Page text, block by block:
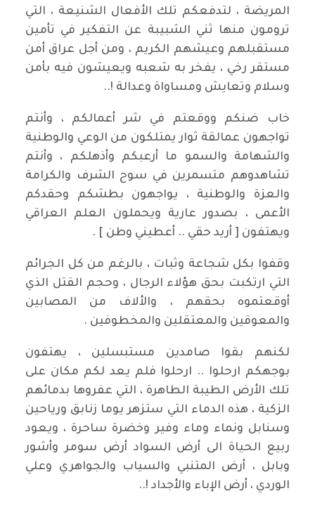
المريضة ، لتدفعكم تلك الأفعال الشنيعة ، التي
ترومون منها ثني الشبيبة عن التفكير في تأمين
مستقبلهم وعيشهم الكريم ، ومن أجل عراق أمن
مستقر رخي ، يفخر به شعبه ويعيشون فيه بأمن
وسلام وتعايش ومساواة وعدالة !..
خاب ضنكم ووقعتم في شر أعمالكم ، وأنتم
تواجهون عمالقة ثوار يمتلكون من الوعي والوطنية
والشهامة والسمو ما أرعبكم وأذهلكم ، وأنتم
تشاهدوهم متسمرين في سوح الشرف والكرامة
والعزة والوطنية ، يواجهون بطشكم وحقدكم
الأعمى ، بصدور عارية ويحملون العلم العراقي
ويهتفون [ أريد حقي .. أعطيني وطن ] .
وقفوا بكل شجاعة وثبات ، بالرغم من كل الجرائم
التي ارتكبت بحق هؤلاء الرجال ، وحجم القتل الذي
أوقعتموه بحقهم ، والألاف من المصابين
والمعوقين والمعتقلين والمخطوفين .
لكنهم بقوا صامدين مستبسلين ، يهتفون
بوجهكم ارحلوا .. ارحلوا فلم يعد لكم مكان على
تلك الأرض الطيبة الطاهرة ، التي عفروها بدمائهم
الزكية ، هذه الدماء التي ستزهر يوما زنابق ورياحين
وسنابل ونماء وماء وفير وخضرة ساحرة ، ويعود
ربيع الحياة الى أرض السواد أرض سومر وأشور
وبابل ، أرض المتنبي والسياب والجواهري وعلي
الوردي ، أرض الإباء والأجداد !..